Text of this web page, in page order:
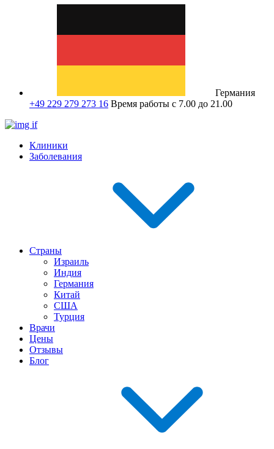
Германия
+49 229 279 273 16 Время работы с 7.00 до 21.00
Клиники
Заболевания
Страны
Израиль
Индия
Германия
Китай
США
Турция
Врачи
Цены
Отзывы
Блог